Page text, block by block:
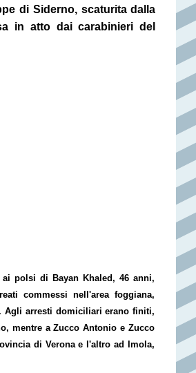
di Siderno, scaturita dalla
in atto dai carabinieri del
polsi di Bayan Khaled, 46 anni,
commessi nell'area foggiana,
Agli arresti domiciliari erano finiti,
mentre a Zucco Antonio e Zucco
di Verona e l'altro ad Imola,